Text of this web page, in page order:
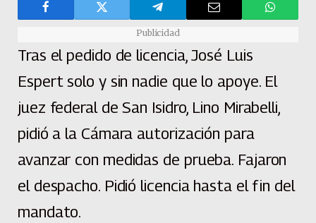
Publicidad
Tras el pedido de licencia, José Luis
Espert solo y sin nadie que lo apoye. El
juez federal de San Isidro, Lino Mirabelli,
pidió a la Cámara autorización para
avanzar con medidas de prueba. Fajaron
el despacho. Pidió licencia hasta el fin del
mandato.